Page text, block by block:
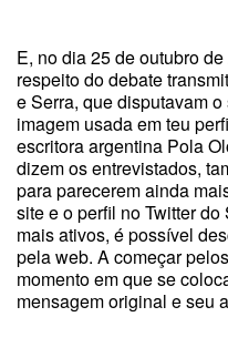
E, no dia 25 de outubro
respeito do debate
e Serra, que disputavam
imagem usada em teu
escritora argentina Pola
dizem os entrevistados,
para parecerem ainda
site e o perfil no Twitter
mais ativos, é possível
pela web. A começar
momento em que se
mensagem original e seu